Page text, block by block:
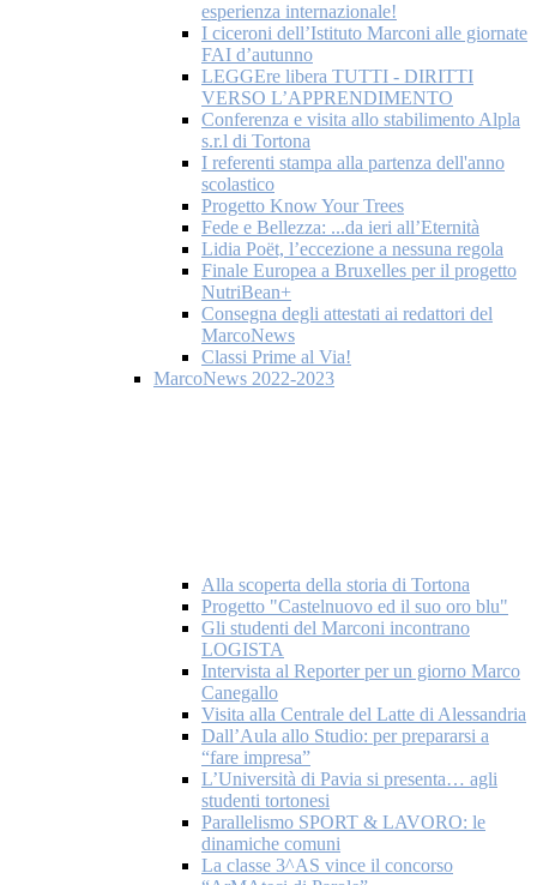
esperienza internazionale!
I ciceroni dell’Istituto Marconi alle giornate
FAI d’autunno
LEGGEre libera TUTTI - DIRITTI
VERSO L’APPRENDIMENTO
Conferenza e visita allo stabilimento Alpla
s.r.l di Tortona
I referenti stampa alla partenza dell'anno
scolastico
Progetto Know Your Trees
Fede e Bellezza: ...da ieri all’Eternità
Lidia Poët, l’eccezione a nessuna regola
Finale Europea a Bruxelles per il progetto
NutriBean+
Consegna degli attestati ai redattori del
MarcoNews
Classi Prime al Via!
MarcoNews 2022-2023
Alla scoperta della storia di Tortona
Progetto "Castelnuovo ed il suo oro blu"
Gli studenti del Marconi incontrano
LOGISTA
Intervista al Reporter per un giorno Marco
Canegallo
Visita alla Centrale del Latte di Alessandria
Dall’Aula allo Studio: per prepararsi a
“fare impresa”
L’Università di Pavia si presenta… agli
studenti tortonesi
Parallelismo SPORT & LAVORO: le
dinamiche comuni
La classe 3^AS vince il concorso